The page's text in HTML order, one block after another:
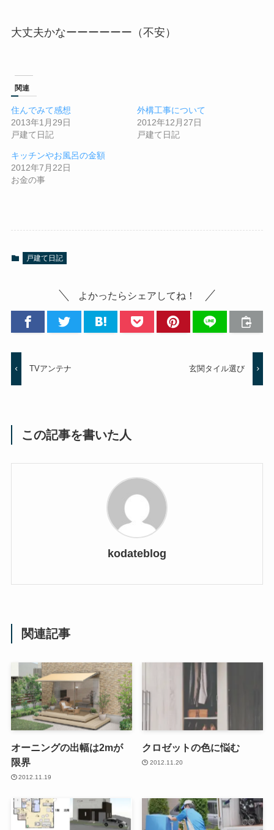
大丈夫かなーーーーーー（不安）
関連
住んでみて感想
2013年1月29日
戸建て日記
外構工事について
2012年12月27日
戸建て日記
キッチンやお風呂の金額
2012年7月22日
お金の事
戸建て日記
よかったらシェアしてね！
TVアンテナ 玄関タイル選び
この記事を書いた人
kodateblog
関連記事
オーニングの出幅は2mが
限界
2012.11.19
クロゼットの色に悩む
2012.11.20